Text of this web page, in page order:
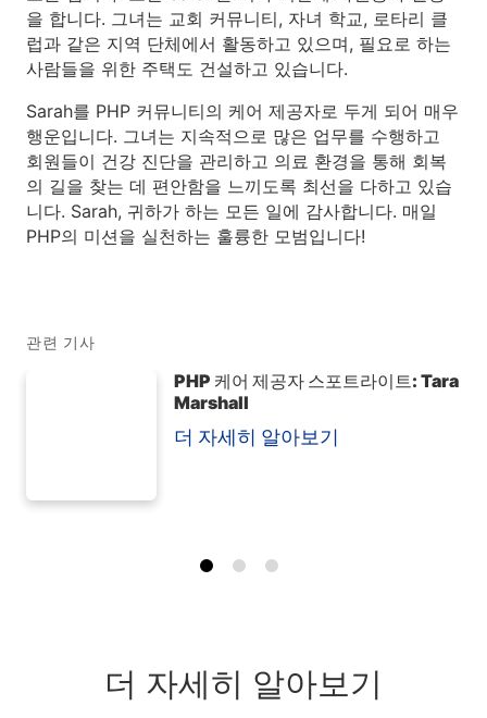
을 합니다. 그녀는 교회 커뮤니티, 자녀 학교, 로타리 클
럽과 같은 지역 단체에서 활동하고 있으며, 필요로 하는
사람들을 위한 주택도 건설하고 있습니다.
Sarah를 PHP 커뮤니티의 케어 제공자로 두게 되어 매우
행운입니다. 그녀는 지속적으로 많은 업무를 수행하고
회원들이 건강 진단을 관리하고 의료 환경을 통해 회복
의 길을 찾는 데 편안함을 느끼도록 최선을 다하고 있습
니다. Sarah, 귀하가 하는 모든 일에 감사합니다. 매일
PHP의 미션을 실천하는 훌륭한 모범입니다!
관련 기사
PHP 케어 제공자 스포트라이트: Tara
Marshall
더 자세히 알아보기
더 자세히 알아보기